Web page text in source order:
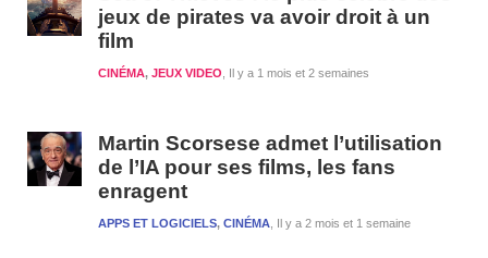
jeux de pirates va avoir droit à un
film
Il y a 1 mois et 2 semaines
CINÉMA, JEUX VIDEO
Martin Scorsese admet l’utilisation
de l’IA pour ses films, les fans
enragent
Il y a 2 mois et 1 semaine
APPS ET LOGICIELS, CINÉMA